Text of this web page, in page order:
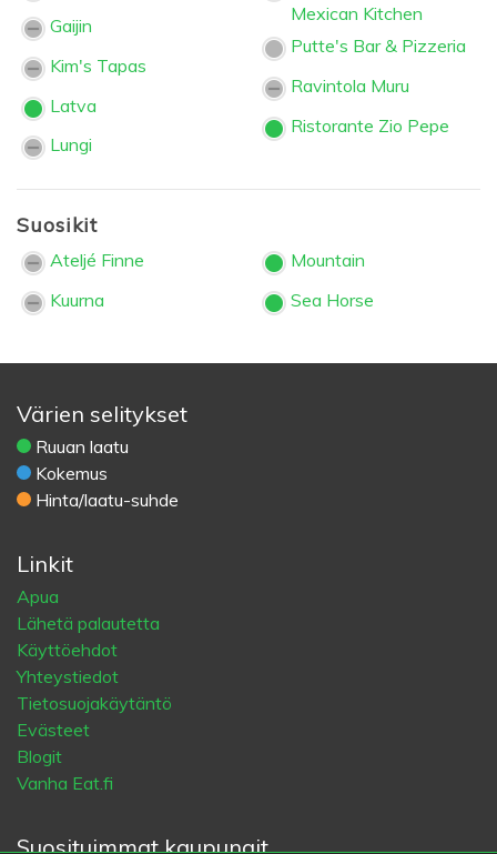
Gaijin
Kim's Tapas
Latva
Lungi
Mexican Kitchen
Putte's Bar & Pizzeria
Ravintola Muru
Ristorante Zio Pepe
Suosikit
Ateljé Finne
Kuurna
Mountain
Sea Horse
Värien selitykset
Ruuan laatu
Kokemus
Hinta/laatu-suhde
Linkit
Apua
Lähetä palautetta
Käyttöehdot
Yhteystiedot
Tietosuojakäytäntö
Evästeet
Blogit
Vanha Eat.fi
Suosituimmat kaupungit